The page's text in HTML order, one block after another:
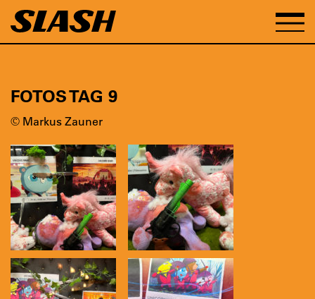
FOTOS TAG 9
© Markus Zauner